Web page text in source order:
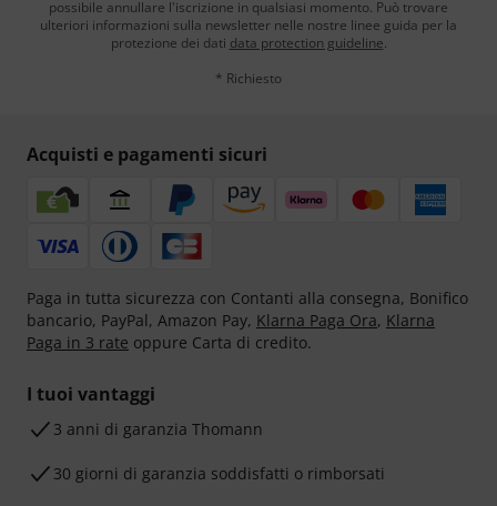
possibile annullare l'iscrizione in qualsiasi momento. Può trovare
ulteriori informazioni sulla newsletter nelle nostre linee guida per la
protezione dei dati data protection guideline.
* Richiesto
Acquisti e pagamenti sicuri
Paga in tutta sicurezza con Contanti alla consegna, Bonifico
bancario, PayPal, Amazon Pay, Klarna Paga Ora, Klarna
Paga in 3 rate oppure Carta di credito.
I tuoi vantaggi
3 anni di garanzia Thomann
30 giorni di garanzia soddisfatti o rimborsati